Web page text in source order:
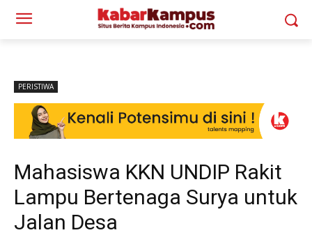
PERISTIWA
Mahasiswa KKN UNDIP Rakit
Lampu Bertenaga Surya untuk
Jalan Desa